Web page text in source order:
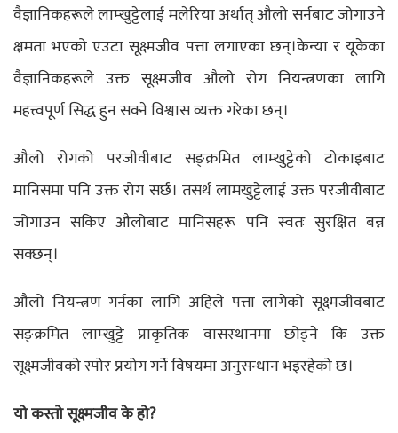
वैज्ञानिकहरूले लाम्खुट्टेलाई मलेरिया अर्थात् औलो सर्नबाट जोगाउने
क्षमता भएको एउटा सूक्ष्मजीव पत्ता लगाएका छन्।केन्या र यूकेका
वैज्ञानिकहरूले उक्त सूक्ष्मजीव औलो रोग नियन्त्रणका लागि
महत्त्वपूर्ण सिद्ध हुन सक्ने विश्वास व्यक्त गरेका छन्।
औलो रोगको परजीवीबाट सङ्क्रमित लाम्खुट्टेको टोकाइबाट
मानिसमा पनि उक्त रोग सर्छ। तसर्थ लामखुट्टेलाई उक्त परजीवीबाट
जोगाउन सकिए औलोबाट मानिसहरू पनि स्वतः सुरक्षित बन्न
सक्छन्।
औलो नियन्त्रण गर्नका लागि अहिले पत्ता लागेको सूक्ष्मजीवबाट
सङ्क्रमित लाम्खुट्टे प्राकृतिक वासस्थानमा छोड्ने कि उक्त
सूक्ष्मजीवको स्पोर प्रयोग गर्ने विषयमा अनुसन्धान भइरहेको छ।
यो कस्तो सूक्ष्मजीव के हो?